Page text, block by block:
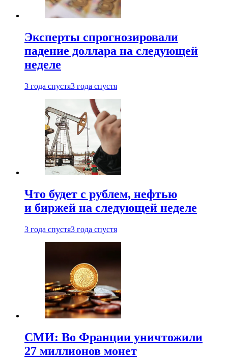
Эксперты спрогнозировали
падение доллара на следующей
неделе
3 года спустя3 года спустя
Что будет с рублем, нефтью
и биржей на следующей неделе
3 года спустя3 года спустя
СМИ: Во Франции уничтожили
27 миллионов монет